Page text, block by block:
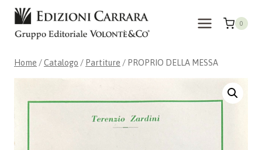
Salta
contenuto
0
Home /Catalogo / Partiture / PROPRIO DELLA MESSA